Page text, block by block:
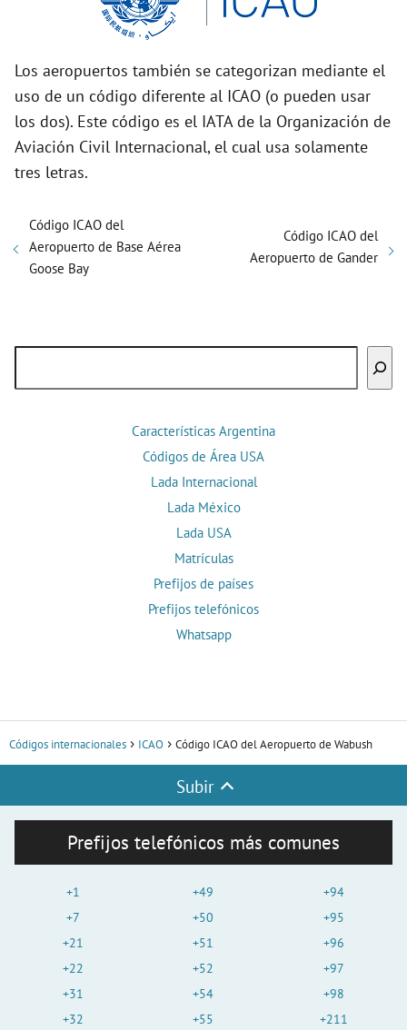
Los aeropuertos también se categorizan mediante el
uso de un código diferente al ICAO (o pueden usar
los dos). Este código es el IATA de la Organización de
Aviación Civil Internacional, el cual usa solamente
tres letras.
Código ICAO del
Aeropuerto de Base Aérea
Goose Bay
Código ICAO del
Aeropuerto de Gander
Características Argentina
Códigos de Área USA
Lada Internacional
Lada México
Lada USA
Matrículas
Prefijos de países
Prefijos telefónicos
Whatsapp
Códigos internacionales ICAO Código ICAO del Aeropuerto de Wabush
Subir
Prefijos telefónicos más comunes
+1
+7
+21
+22
+31
+32
+49
+50
+51
+52
+54
+55
+94
+95
+96
+97
+98
+211